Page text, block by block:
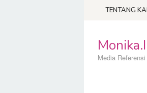
TENTANG
Media